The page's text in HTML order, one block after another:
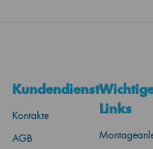
Kundendienst
Kontakte
AGB
Links